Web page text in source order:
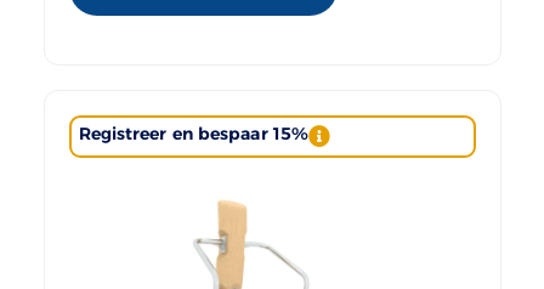
Registreer en bespaar 15%